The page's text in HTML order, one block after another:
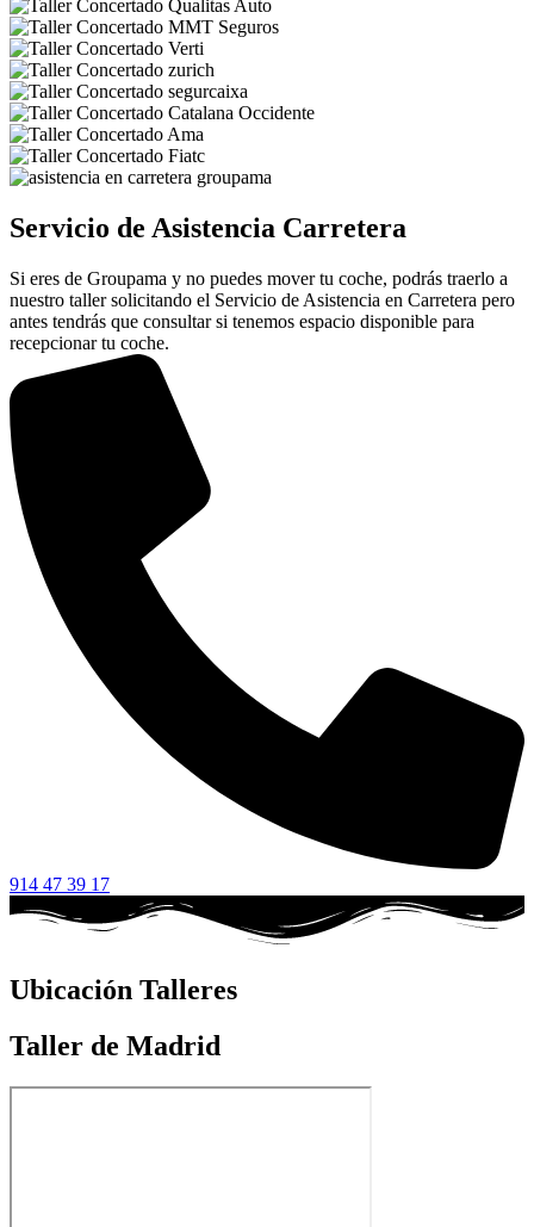
Servicio de Asistencia Carretera
Si eres de Groupama y no puedes mover tu coche, podrás traerlo a
nuestro taller solicitando el Servicio de Asistencia en Carretera pero
antes tendrás que consultar si tenemos espacio disponible para
recepcionar tu coche.
914 47 39 17
Ubicación Talleres
Taller de Madrid